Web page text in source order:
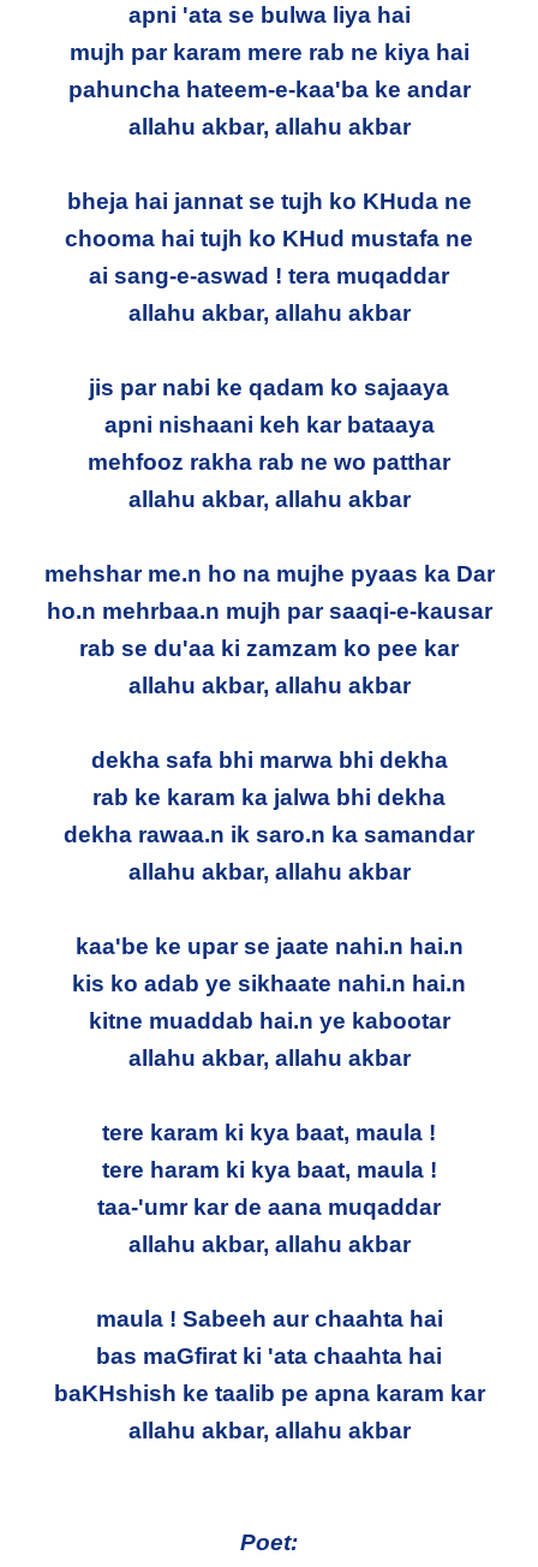
apni 'ata se bulwa liya hai
mujh par karam mere rab ne kiya hai
pahuncha hateem-e-kaa'ba ke andar
allahu akbar, allahu akbar
bheja hai jannat se tujh ko KHuda ne
chooma hai tujh ko KHud mustafa ne
ai sang-e-aswad ! tera muqaddar
allahu akbar, allahu akbar
jis par nabi ke qadam ko sajaaya
apni nishaani keh kar bataaya
mehfooz rakha rab ne wo patthar
allahu akbar, allahu akbar
mehshar me.n ho na mujhe pyaas ka Dar
ho.n mehrbaa.n mujh par saaqi-e-kausar
rab se du'aa ki zamzam ko pee kar
allahu akbar, allahu akbar
dekha safa bhi marwa bhi dekha
rab ke karam ka jalwa bhi dekha
dekha rawaa.n ik saro.n ka samandar
allahu akbar, allahu akbar
kaa'be ke upar se jaate nahi.n hai.n
kis ko adab ye sikhaate nahi.n hai.n
kitne muaddab hai.n ye kabootar
allahu akbar, allahu akbar
tere karam ki kya baat, maula !
tere haram ki kya baat, maula !
taa-'umr kar de aana muqaddar
allahu akbar, allahu akbar
maula ! Sabeeh aur chaahta hai
bas maGfirat ki 'ata chaahta hai
baKHshish ke taalib pe apna karam kar
allahu akbar, allahu akbar
Poet: